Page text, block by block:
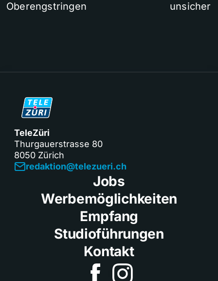
Oberengstringen
unsicher
TeleZüri
Thurgauerstrasse 80
8050 Zürich
redaktion@telezueri.ch
Jobs
Werbemöglichkeiten
Empfang
Studioführungen
Kontakt